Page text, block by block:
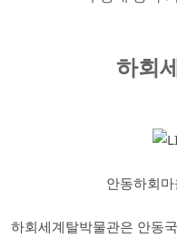
하회
안동하회
하회세계탈박물관은 안동